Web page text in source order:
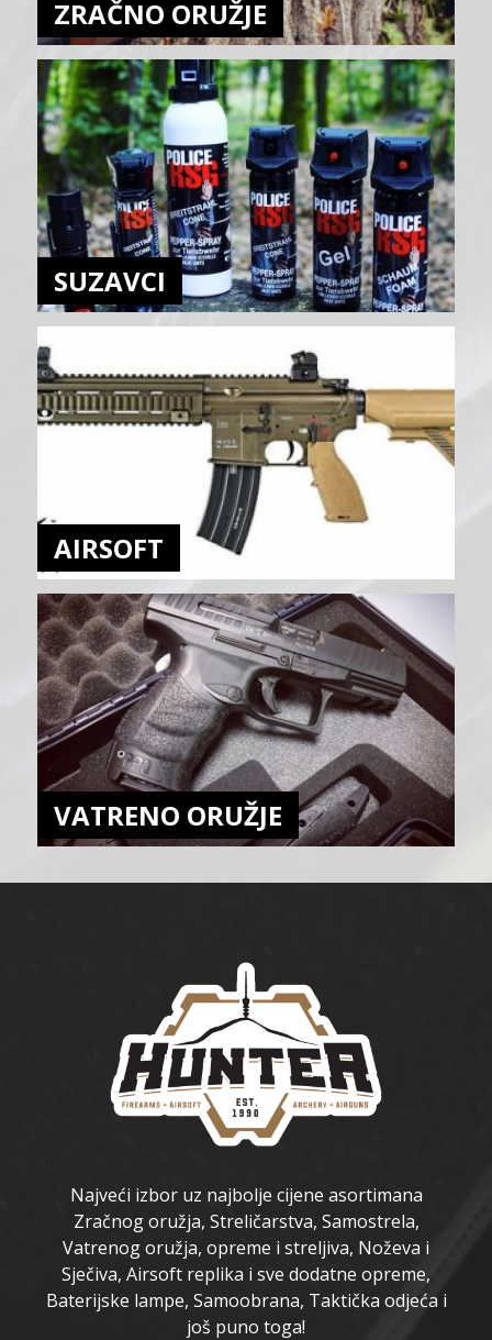
ZRAČNO ORUŽJE
SUZAVCI
AIRSOFT
VATRENO ORUŽJE
Najveći izbor uz najbolje cijene asortimana
Zračnog oružja, Streličarstva, Samostrela,
Vatrenog oružja, opreme i streljiva, Noževa i
Sječiva, Airsoft replika i sve dodatne opreme,
Baterijske lampe, Samoobrana, Taktička odjeća i
još puno toga!